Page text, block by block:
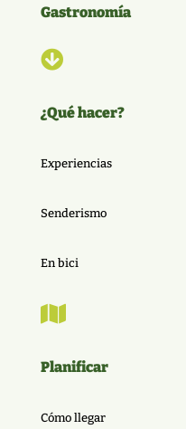
Gastronomía

¿Qué hacer?
Experiencias
Senderismo
En bici

Planificar
Cómo llegar